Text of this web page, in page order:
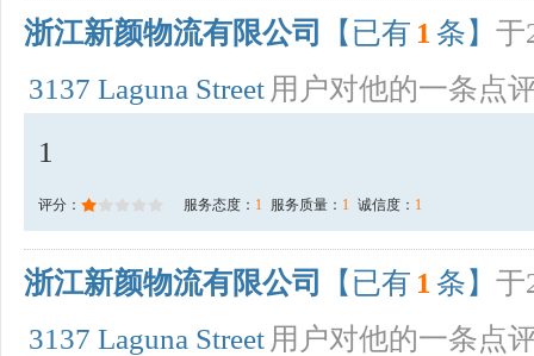
浙江新颜物流有限公司 【已有 1 条】 于
3137 Laguna Street 用户对他的一条点
1
评分： 服务态度： 1 服务质量： 1 诚信度： 1
浙江新颜物流有限公司 【已有 1 条】 于
3137 Laguna Street 用户对他的一条点